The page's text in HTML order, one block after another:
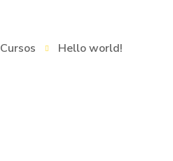
Cursos Hello world!